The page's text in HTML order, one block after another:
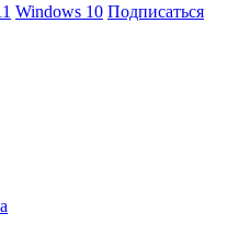
Windows 10 Подписаться